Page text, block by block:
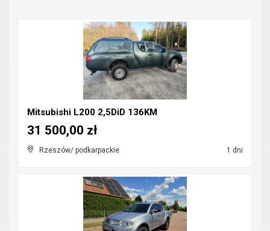
Mitsubishi L200 2,5DiD 136KM
Rzeszów/ podkarpackie 1 dni
31 500,00 zł